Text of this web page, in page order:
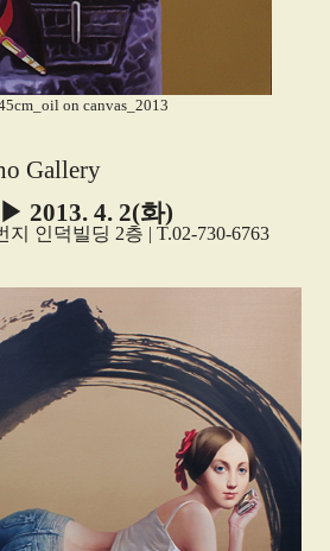
on canvas_2013
Gallery
2013. 4. 2(화)
인덕빌딩 2층 | T.02-730-6763